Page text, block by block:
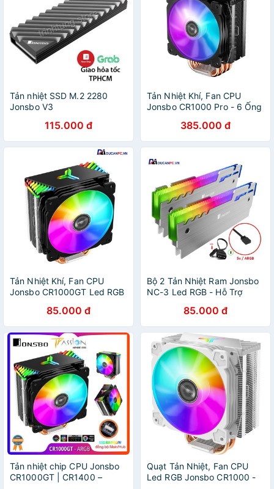
Tản nhiệt SSD M.2 2280
Jonsbo V3
115.000 đ
Tản Nhiệt Khí, Fan CPU
Jonsbo CR1000 Pro - 6 Ống
385.000 đ
Tản Nhiệt Khí, Fan CPU
Jonsbo CR1000GT Led RGB
/ Bộ Hub Coolmoon
85.000 đ
Bộ 2 Tản Nhiệt Ram Jonsbo
NC-3 Led RGB - Hỗ Trợ
Đồng Bộ Mainboard
85.000 đ
Tản nhiệt chip CPU Jonsbo
CR1000GT | CR1400 –
Quạt Tản Nhiệt, Fan CPU
Led RGB Jonsbo CR1000 -